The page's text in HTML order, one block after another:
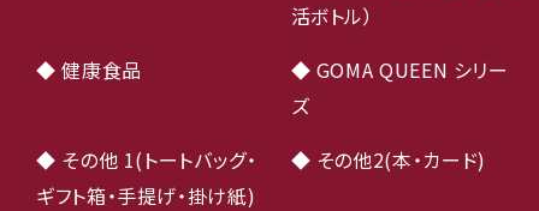
活ボトル）
◆ 健康食品
◆ GOMA QUEEN シリー
ズ
◆ その他 1(トートバッグ・
ギフト箱・手提げ・掛け紙)
◆ その他2(本・カード)